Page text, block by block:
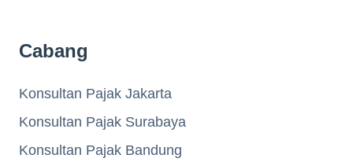
Cabang
Konsultan Pajak Jakarta
Konsultan Pajak Surabaya
Konsultan Pajak Bandung